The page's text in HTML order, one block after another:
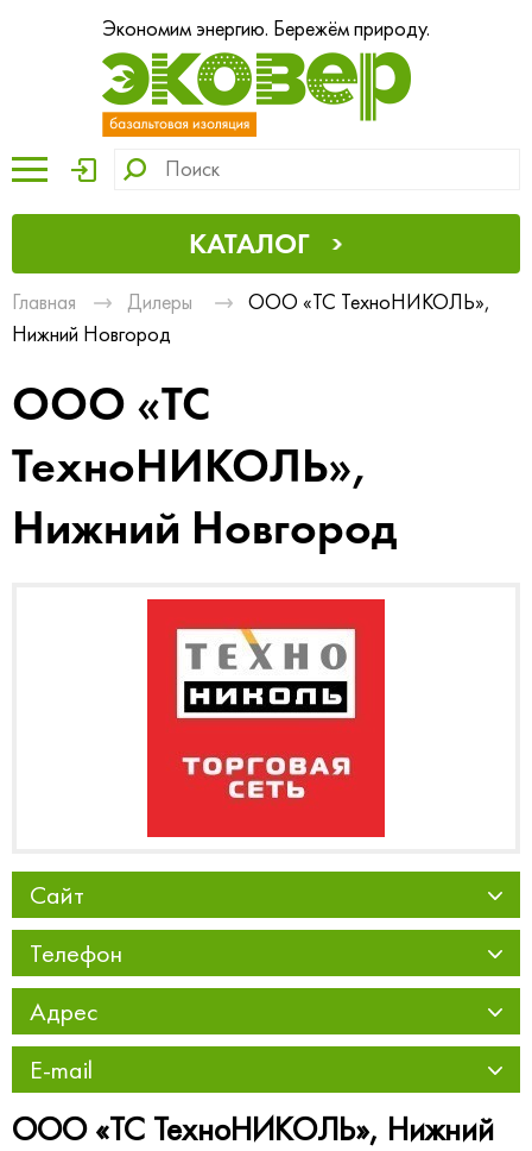
Экономим энергию. Бережём природу.
КАТАЛОГ
Главная Дилеры
ООО «ТС ТехноНИКОЛЬ»,
Нижний Новгород
ООО «ТС
ТехноНИКОЛЬ»,
Нижний Новгород
Сайт
Телефон
Адрес
E-mail
ООО «ТС ТехноНИКОЛЬ», Нижний